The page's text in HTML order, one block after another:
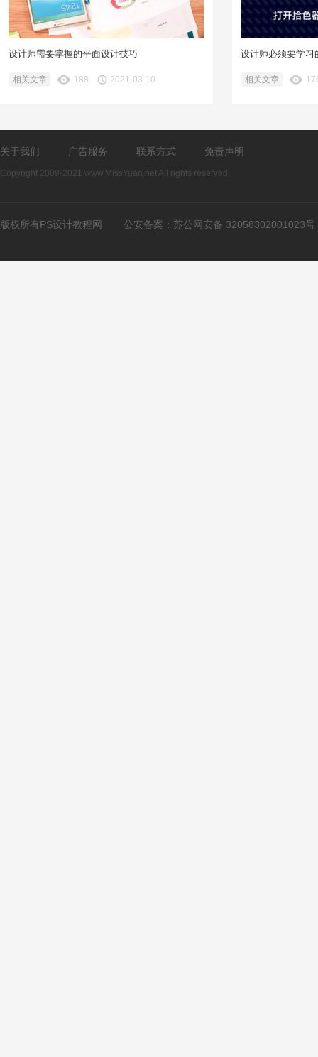
设计师需要掌握的平面设计技巧
相关文章 188 2021-03-10
设计师必须要学习
相关文章
关于我们 广告服务 联系方式 免责声明
Copyright 2009-2021 www.MissYuan.net All rights reserved.
版权所有PS设计教程网 公安备案： 苏公网安备 32058302001023号